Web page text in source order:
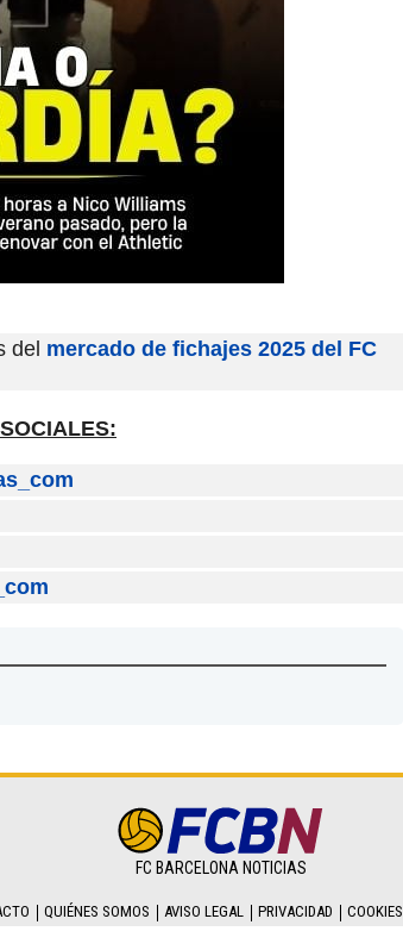
del mercado de fichajes 2025 del FC
FC BARCELONA NOTICIAS
QUIÉNES SOMOS AVISO LEGAL PRIVACIDAD COOKIES